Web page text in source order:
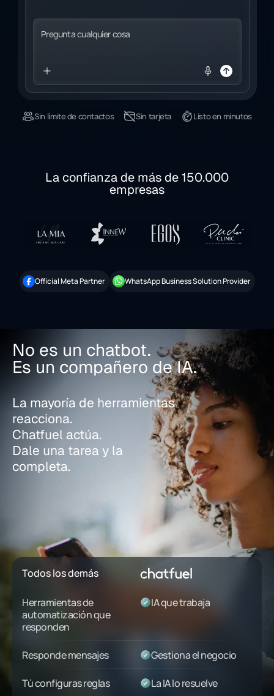
Pregunta cualquier cosa
Sin límite de contactos Sin tarjeta Listo en minutos
La confianza de más de 150.000
empresas
Official Meta Partner WhatsApp Business Solution Provider
No es un chatbot.
Es un compañero de IA.
Todos los demás
Herramientas de
automatización que
responden
IA que trabaja
Responde mensajes Gestiona el negocio
Tú configuras reglas La IA lo resuelve
La mayoría de herramientas
reacciona.
Chatfuel actúa.
Dale una tarea y la
completa.